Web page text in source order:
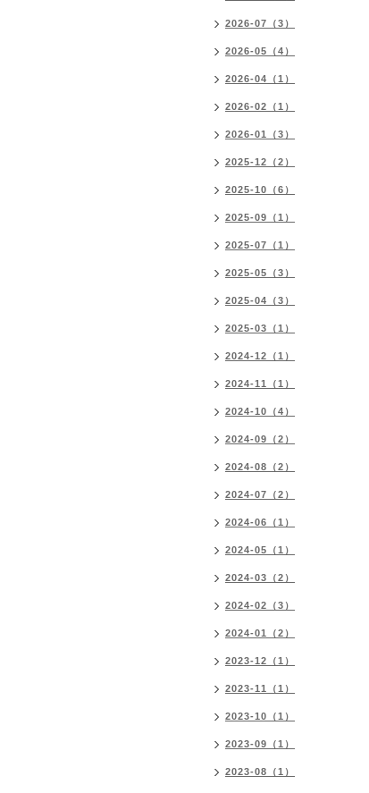
2026-07（3）
2026-05（4）
2026-04（1）
2026-02（1）
2026-01（3）
2025-12（2）
2025-10（6）
2025-09（1）
2025-07（1）
2025-05（3）
2025-04（3）
2025-03（1）
2024-12（1）
2024-11（1）
2024-10（4）
2024-09（2）
2024-08（2）
2024-07（2）
2024-06（1）
2024-05（1）
2024-03（2）
2024-02（3）
2024-01（2）
2023-12（1）
2023-11（1）
2023-10（1）
2023-09（1）
2023-08（1）